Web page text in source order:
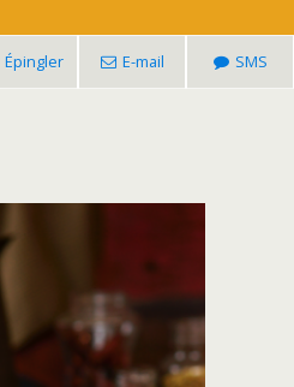
Épingler E-mail SMS